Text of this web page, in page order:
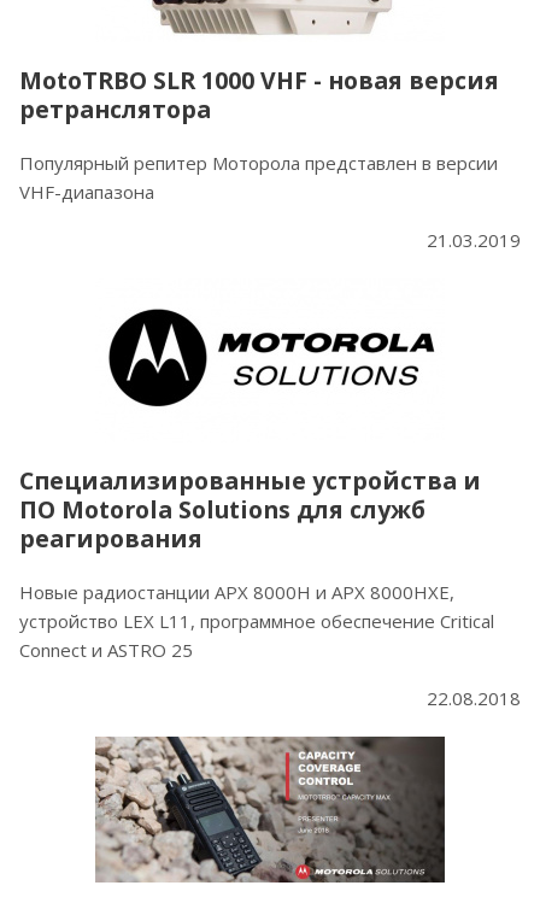
MotoTRBO SLR 1000 VHF - новая версия
ретранслятора
Популярный репитер Моторола представлен в версии
VHF-диапазона
21.03.2019
Специализированные устройства и
ПО Motorola Solutions для служб
реагирования
Новые радиостанции APX 8000H и APX 8000HXE,
устройство LEX L11, программное обеспечение Critical
Connect и ASTRO 25
22.08.2018